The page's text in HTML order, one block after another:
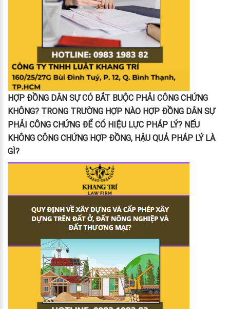
HỢP ĐỒNG DÂN SỰ CÓ BẮT BUỘC PHẢI CÔNG CHỨNG
KHÔNG? TRONG TRƯỜNG HỢP NÀO HỢP ĐỒNG DÂN SỰ
PHẢI CÔNG CHỨNG ĐỂ CÓ HIỆU LỰC PHÁP LÝ? NẾU
KHÔNG CÔNG CHỨNG HỢP ĐỒNG, HẬU QUẢ PHÁP LÝ LÀ
GÌ?